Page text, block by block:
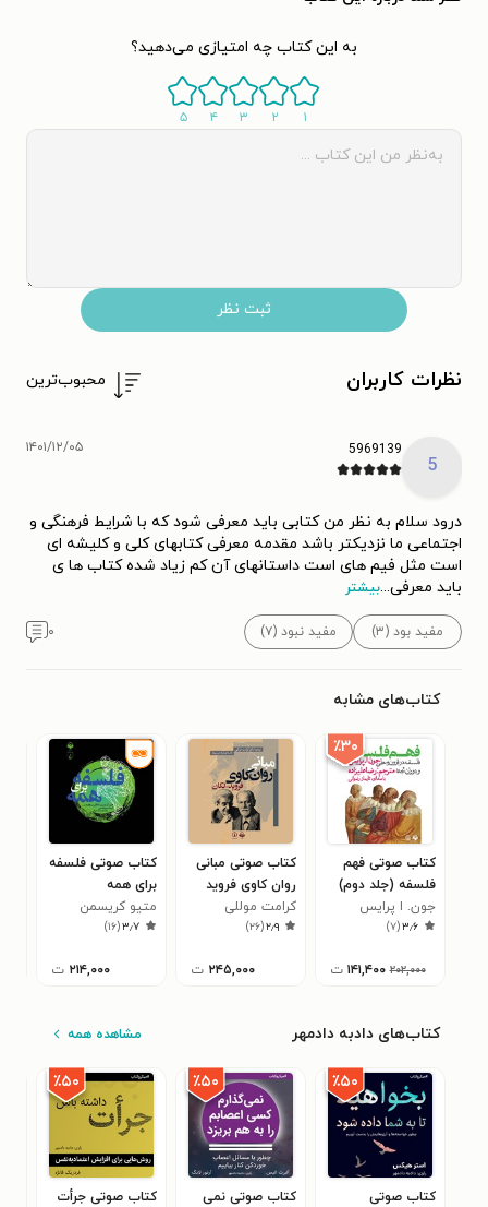
به این کتاب چه امتیازی می‌دهید؟
۱ ۲ ۳ ۴ ۵
ثبت نظر
نظرات کاربران محبوب‌ترین
5
5969139 ۱۴۰۱/۱۲/۰۵
درود سلام به نظر من کتابی باید معرفی شود که با شرایط فرهنگی و
اجتماعی ما نزدیکتر باشد مقدمه معرفی کتابهای کلی و کلیشه ای
است مثل فیم های است داستانهای آن کم زیاد شده کتاب ها ی
باید معرفی...بیشتر
مفید بود (۳) مفید نبود (۷) ۰
کتاب‌های مشابه
٪۳۰
کتاب صوتی فهم
فلسفه (جلد دوم)
جون. ا پرایس
۳٫۶(۷)
۲۰۲,۰۰۰ ۱۴۱,۴۰۰ ت
کتاب صوتی مبانی
روان کاوی فروید
لکان
کرامت موللی
۲٫۹(۲۶)
۲۴۵,۰۰۰ ت
کتاب صوتی فلسفه
برای همه
متیو کریسمن
۳٫۷(۱۶)
۲۱۴,۰۰۰ ت
کتاب‌های دادبه دادمهر مشاهده همه
٪۵۰
کتاب صوتی
٪۵۰
کتاب صوتی نمی
٪۵۰
کتاب صوتی جرأت